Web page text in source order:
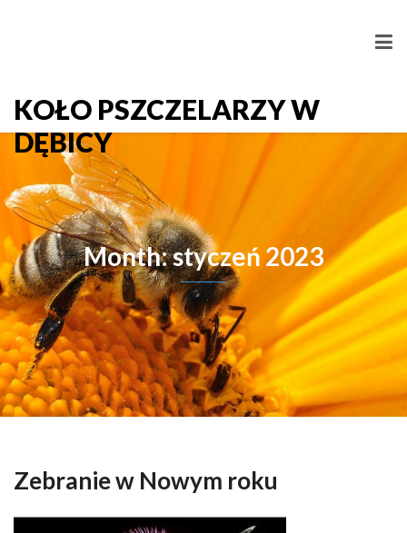
KOŁO PSZCZELARZY W
DĘBICY
Month: styczeń 2023
Zebranie w Nowym roku